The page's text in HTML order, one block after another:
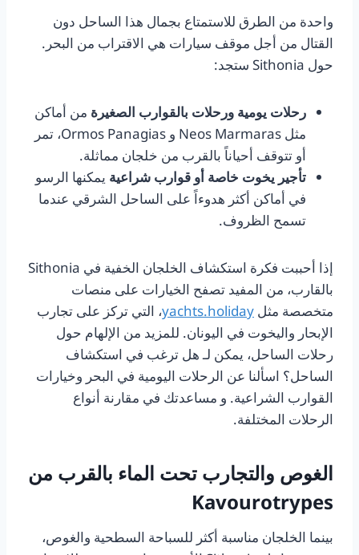
واحدة من الطرق للاستمتاع بجمال هذا الساحل دون
القتال من أجل موقف سيارات هي الاقتراب من البحر.
حول Sithonia ستجد:
رحلات يومية ورحلات بالقوارب الصغيرة من أماكن
مثل Neos Marmaras و Ormos Panagias، تمر
أو تتوقف أحياناً بالقرب من خلجان مماثلة.
تأجير يخوت خاصة أو قوارب شراعية يمكنها الرسو
في أماكن أكثر هدوءاً على الساحل الشرقي عندما
تسمح الظروف.
إذا أحببت فكرة استكشاف الخلجان الخفية في Sithonia
بالقارب، من المفيد تصفح الخيارات على منصات
متخصصة مثل yachts.holiday، التي تركز على تجارب
الإبحار واليخوت في اليونان. للمزيد من الإلهام حول
رحلات الساحل، يمكن لـهل ترغب في استكشاف
الساحل؟ اسألنا عن الرحلات اليومية في البحر وخيارات
القوارب الشراعية. و مساعدتك في مقارنة أنواع
الرحلات المختلفة.
الغوص والتجارب تحت الماء بالقرب من
Kavourotrypes
بينما الخلجان مناسبة أكثر للسباحة السطحية والغوص،